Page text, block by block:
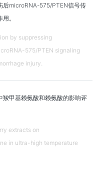
后microRNA-575/PTEN信号传
。
by suppressing
575/PTEN signaling
injury.
甲基赖氨酸和赖氨酸的影响评
extracts on
in ultra-high temperature